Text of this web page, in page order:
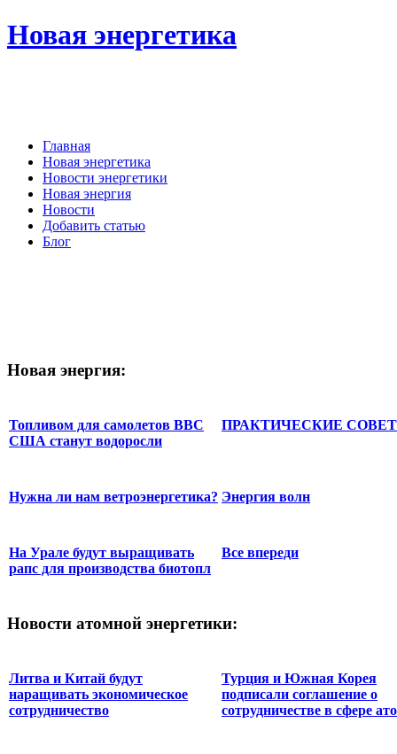
Новая энергетика
Главная
Новая энергетика
Новости энергетики
Новая энергия
Новости
Добавить статью
Блог
Новая энергия:
Топливом для самолетов ВВС
США станут водоросли
ПРАКТИЧЕСКИЕ
Нужна ли нам ветроэнергетика? Энергия волн
На Урале будут выращивать
рапс для производства биотопл
Все впереди
Новости атомной энергетики:
Литва и Китай будут
наращивать экономическое
сотрудничество
Турция и Южная Корея
подписали соглашение о
сотрудничестве в сфере ато